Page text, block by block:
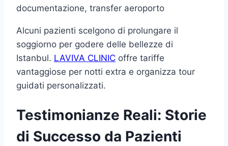
documentazione, transfer aeroporto
Alcuni pazienti scelgono di prolungare il
soggiorno per godere delle bellezze di
Istanbul. LAVIVA CLINIC offre tariffe
vantaggiose per notti extra e organizza tour
guidati personalizzati.
Testimonianze Reali: Storie
di Successo da Pazienti